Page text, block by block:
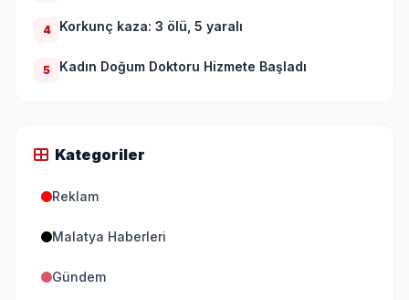
4 Korkunç kaza: 3 ölü, 5 yaralı
5 Kadın Doğum Doktoru Hizmete Başladı
Kategoriler
Reklam
Malatya Haberleri
Gündem